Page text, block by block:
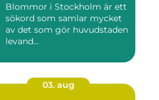
Blommor i Stockholm är ett
sökord som samlar mycket
av det som gör huvudstaden
levand...
03. aug